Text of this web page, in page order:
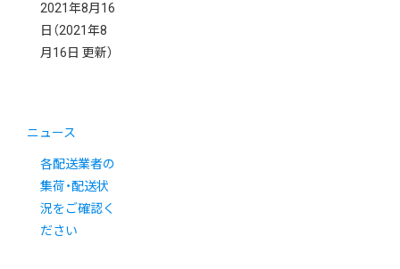
2021年8月16
日 （2021年8
月16日 更新）
ニュース
各配送業者の
集荷・配送状
況をご確認く
ださい